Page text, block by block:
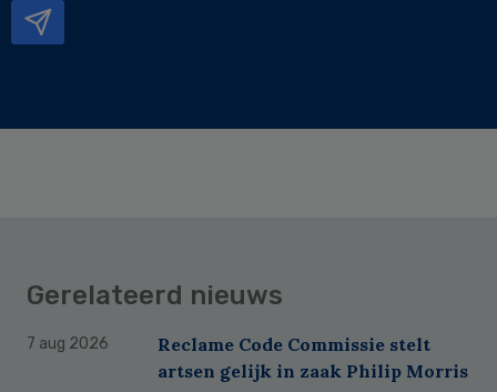
Gerelateerd nieuws
7 aug 2026
Reclame Code Commissie stelt
artsen gelijk in zaak Philip Morris